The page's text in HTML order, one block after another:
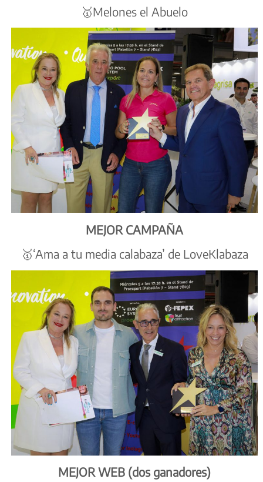
🥇Melones el Abuelo
MEJOR CAMPAÑA
🥇‘Ama a tu media calabaza’ de LoveKlabaza
MEJOR WEB (dos ganadores)